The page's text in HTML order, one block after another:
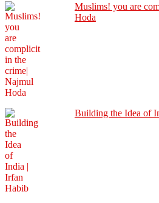
Muslims! you are
Hoda
Building the Idea of